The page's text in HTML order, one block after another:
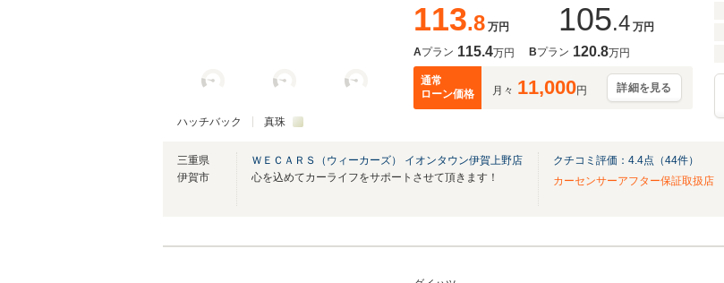
ハッチバック 真珠
113.8 万円 105.4 万円
Aプラン 115.4万円 Bプラン 120.8万円
通常
ローン価格
月々 11,000円 詳細を見る
三重県
伊賀市
ＷＥＣＡＲＳ（ウィーカーズ） イオンタウン伊賀上野店
心を込めてカーライフをサポートさせて頂きます！
クチコミ評価： 4.4点（44件）
カーセンサーアフター保証取扱店